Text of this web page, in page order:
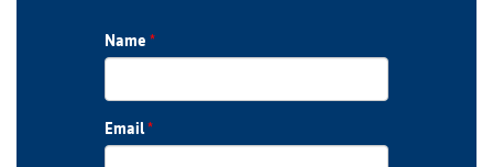
Name *
Email*